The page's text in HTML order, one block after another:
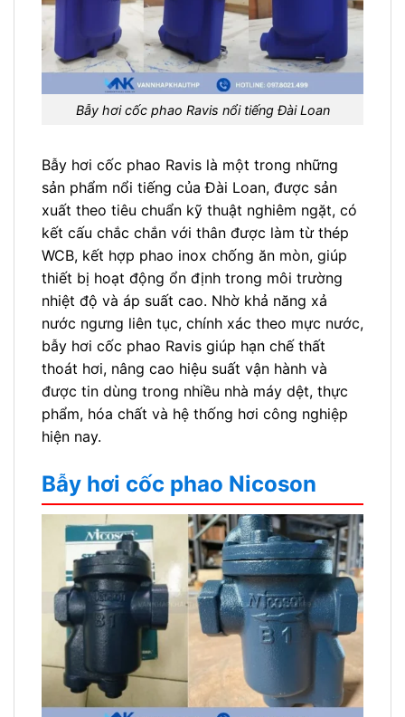
Bẫy hơi cốc phao Ravis nổi tiếng Đài Loan
Bẫy hơi cốc phao Ravis là một trong những
sản phẩm nổi tiếng của Đài Loan, được sản
xuất theo tiêu chuẩn kỹ thuật nghiêm ngặt, có
kết cấu chắc chắn với thân được làm từ thép
WCB, kết hợp phao inox chống ăn mòn, giúp
thiết bị hoạt động ổn định trong môi trường
nhiệt độ và áp suất cao. Nhờ khả năng xả
nước ngưng liên tục, chính xác theo mực nước,
bẫy hơi cốc phao Ravis giúp hạn chế thất
thoát hơi, nâng cao hiệu suất vận hành và
được tin dùng trong nhiều nhà máy dệt, thực
phẩm, hóa chất và hệ thống hơi công nghiệp
hiện nay.
Bẫy hơi cốc phao Nicoson